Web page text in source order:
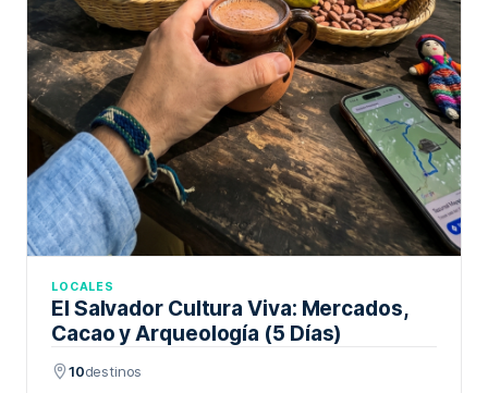
LOCALES
El Salvador Cultura Viva: Mercados,
Cacao y Arqueología (5 Días)
10destinos